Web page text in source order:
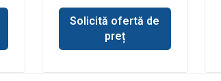
Solicită ofertă de
preț